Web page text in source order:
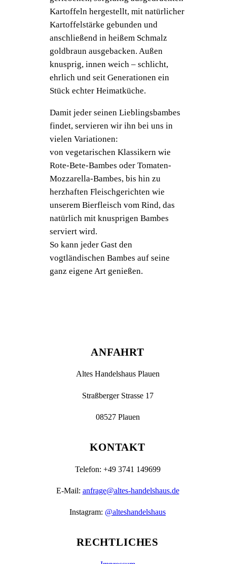
Kartoffeln hergestellt, mit natürlicher
Kartoffelstärke gebunden und
anschließend in heißem Schmalz
goldbraun ausgebacken. Außen
knusprig, innen weich – schlicht,
ehrlich und seit Generationen ein
Stück echter Heimatküche.
Damit jeder seinen Lieblingsbambes
findet, servieren wir ihn bei uns in
vielen Variationen:
von vegetarischen Klassikern wie
Rote-Bete-Bambes oder Tomaten-
Mozzarella-Bambes, bis hin zu
herzhaften Fleischgerichten wie
unserem Bierfleisch vom Rind, das
natürlich mit knusprigen Bambes
serviert wird.
So kann jeder Gast den
vogtländischen Bambes auf seine
ganz eigene Art genießen.
ANFAHRT
Altes Handelshaus Plauen
Straßberger Strasse 17
08527 Plauen
KONTAKT
Telefon: +49 3741 149699
E-Mail: anfrage@altes-handelshaus.de
Instagram: @alteshandelshaus
RECHTLICHES